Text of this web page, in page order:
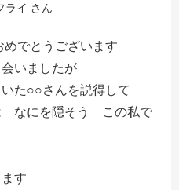
ライ さん
とうございます
いましたが
た○○さんを説得して
なにを隠そう この私で
す